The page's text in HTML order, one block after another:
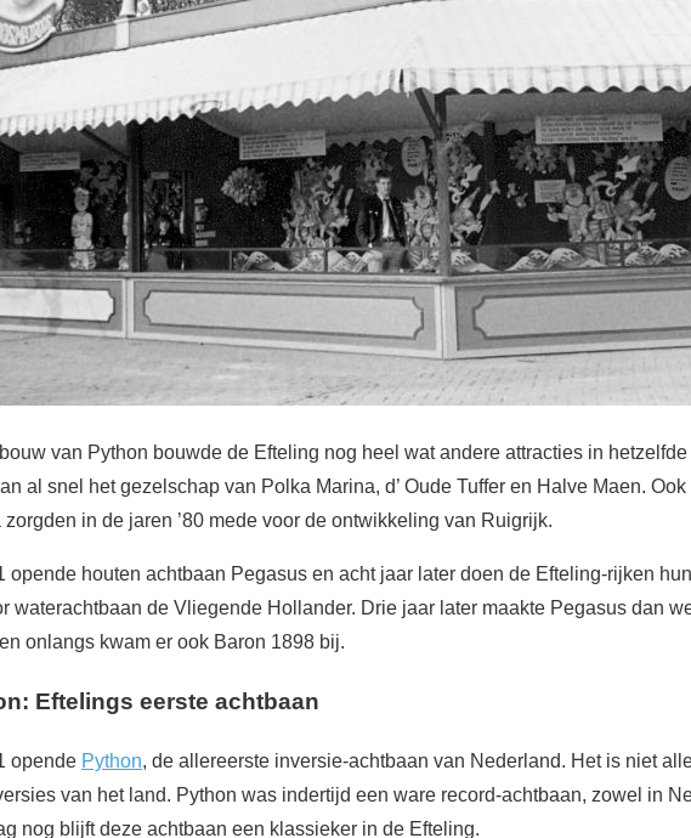
van Python bouwde de Efteling nog heel wat andere attracties in
al snel het gezelschap van Polka Marina, d’ Oude Tuffer en Halve Maen.
zorgden in de jaren ’80 mede voor de ontwikkeling van Ruigrijk.
opende houten achtbaan Pegasus en acht jaar later doen de Efteling-rijken
waterachtbaan de Vliegende Hollander. Drie jaar later maakte Pegasus dan
onlangs kwam er ook Baron 1898 bij.
Eftelings eerste achtbaan
opende Python, de allereerste inversie-achtbaan van Nederland. Het is niet
van het land. Python was indertijd een ware record-achtbaan, zowel in
nog blijft deze achtbaan een klassieker in de Efteling.